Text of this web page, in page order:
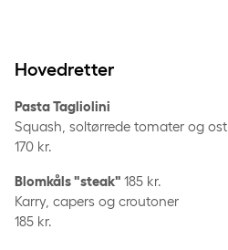
Hovedretter
Pasta Tagliolini
Squash, soltørrede tomater og ost
170 kr.
Blomkåls "steak" 185 kr.
Karry, capers og croutoner
185 kr.